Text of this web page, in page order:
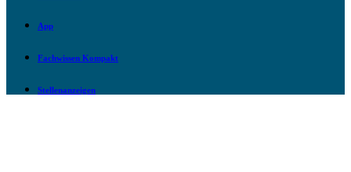
App
Fachwissen Kompakt
Stellenanzeigen